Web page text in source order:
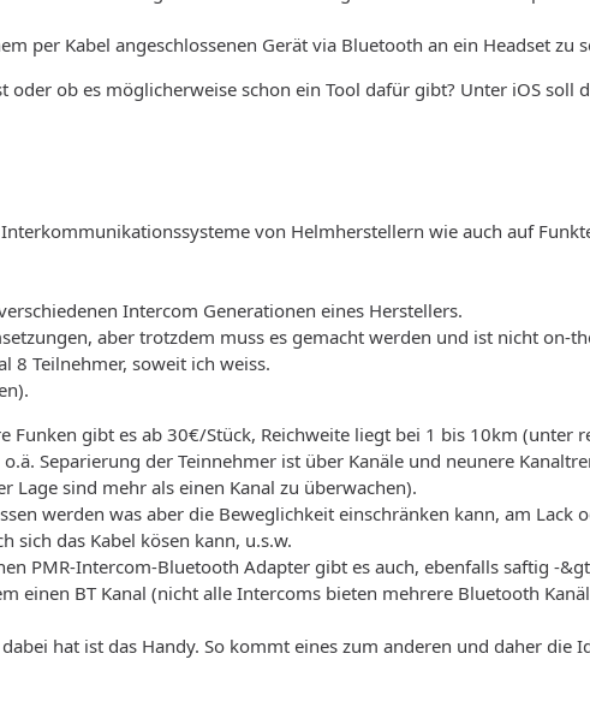
per Kabel angeschlossenen Gerät via Bluetooth an ein Headset zu
ob es möglicherweise schon ein Tool dafür gibt? Unter iOS soll
von Helmherstellern wie auch auf
Intercom Generationen eines Herstellers.
aber trotzdem muss es gemacht werden und ist nicht on-
8 Teilnehmer, soweit ich weiss.
gibt es ab 30€/Stück, Reichweite liegt bei 1 bis 10km (unter
Separierung der Teinnehmer ist über Kanäle und neunere
Lage sind mehr als einen Kanal zu überwachen).
werden was aber die Beweglichkeit einschränken kann, am Lack
sich das Kabel kösen kann, u.s.w.
PMR-Intercom-Bluetooth Adapter gibt es auch, ebenfalls saftig -
einen BT Kanal (nicht alle Intercoms bieten mehrere Bluetooth
hat ist das Handy. So kommt eines zum anderen und daher die